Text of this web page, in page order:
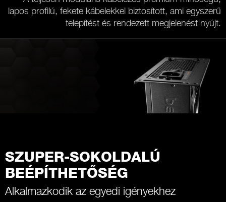
lapos profilú, fekete kábelekkel biztosított, ami egyszerű
telepítést és rendezett megjelenést nyújt.
SZUPER-SOKOLDALÚ
BEÉPÍTHETŐSÉG
Alkalmazkodik az egyedi igényekhez